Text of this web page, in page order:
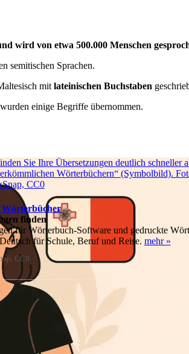
wird von etwa 500.000 Menschen
semitischen Sprachen.
mit lateinischen Buchstaben
wurden einige Begriffe übernommen.
Wörterbücher
finden
für Wörterbuch-Software und gedruckte
für Schule, Beruf und Reise. mehr »
CC0